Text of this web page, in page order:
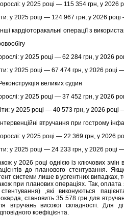
у 2025 році — 115 354 грн, у 2026
у 2025 році — 124 967 грн, у 2026
кардіоторакальні операції з
у 2025 році — 62 284 грн, у 2026
у 2025 році — 67 474 грн, у 2026 році
великих судин
у 2025 році — 37 452 грн, у 2026
у 2025 році — 40 573 грн, у 2026 році
втручання при гострому
у 2025 році — 22 369 грн, у 2026
у 2025 році — 24 233 грн, у 2026 році
у 2026 році однією із ключових змін
до планового стентування.
системи лише в ургентних випадках,
при планових операціях. Так, оплата
,які виконуються
становить 35 578 грн для
втручань високої складності.
коефіцієнта.